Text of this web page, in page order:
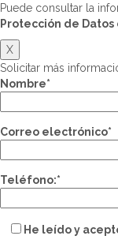
Puede consultar la
Protección de Datos
X
Solicitar más
Nombre*
Correo electrónico*
Teléfono:*
He leído y